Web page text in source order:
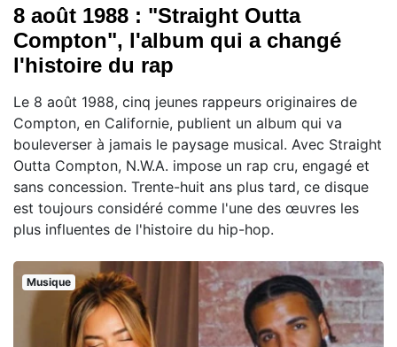
8 août 1988 : "Straight Outta
Compton", l'album qui a changé
l'histoire du rap
Le 8 août 1988, cinq jeunes rappeurs originaires de
Compton, en Californie, publient un album qui va
bouleverser à jamais le paysage musical. Avec Straight
Outta Compton, N.W.A. impose un rap cru, engagé et
sans concession. Trente-huit ans plus tard, ce disque
est toujours considéré comme l'une des œuvres les
plus influentes de l'histoire du hip-hop.
Musique